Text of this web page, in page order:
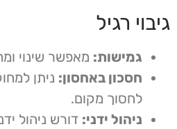
גיבוי רגיל
גמישות: מאפשר שינוי
חסכון באחסון: ניתן
לחסוך מקום.
ניהול ידני: דורש ניהול